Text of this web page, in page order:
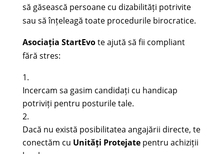
să găsească persoane cu dizabilități potrivite
sau să înțeleagă toate procedurile birocratice.
Asociația StartEvote ajută să fii compliant
fără stres:
Incercam sa gasim candidați cu handicap
potriviți pentru posturile tale.
Dacă nu există posibilitatea angajării directe, te
conectăm cu Unități Protejatepentru achiziții